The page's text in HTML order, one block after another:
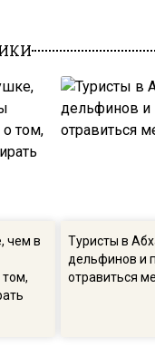
чем в
том,
Туристы в
дельфинов и
отравиться